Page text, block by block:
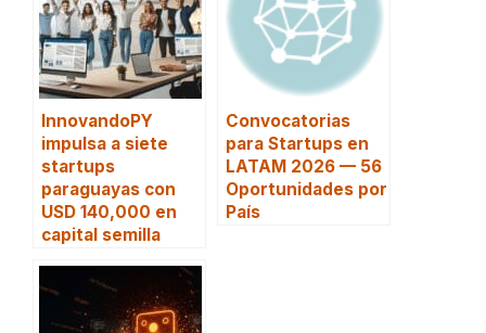
InnovandoPY
impulsa a siete
startups
paraguayas con
USD 140,000 en
capital semilla
Convocatorias
para Startups en
LATAM 2026 — 56
Oportunidades por
País